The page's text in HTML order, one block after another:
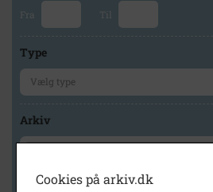
Fra Til
Type
Arkiv
Cookies på arkiv.dk